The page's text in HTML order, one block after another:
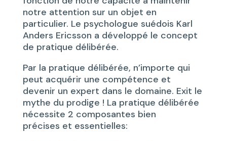
notre attention sur un objet en
particulier. Le psychologue suédois Karl
Anders Ericsson a développé le concept
de pratique délibérée.
Par la pratique délibérée, n’importe qui
peut acquérir une compétence et
devenir un expert dans le domaine. Exit le
mythe du prodige ! La pratique délibérée
nécessite 2 composantes bien
précises et essentielles: